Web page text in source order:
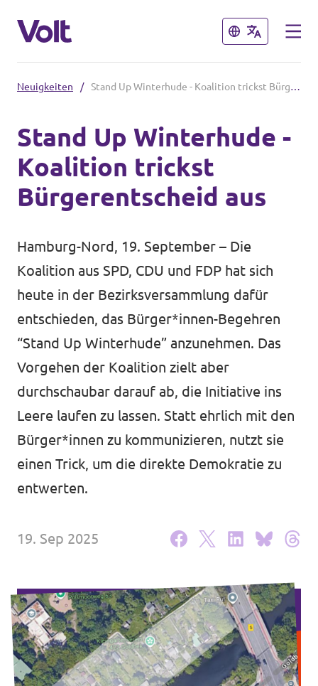
Schließen
Website
Volt in deinem Bundesland
Volt Deutschland Merchandise Shop
Schließen
Programm
Über Volt
Menschen
Neuigkeiten
Unsere Events
Wahlprogramm Bürgerschaftswahl
Triff uns an Infoständen!
Mache bei uns mit!
Deine Spende für Volt!
Wahlprüfsteine
Neuigkeiten / Stand Up Winterhude - Koalition trickst Bürgerentscheid aus
Stand Up Winterhude -
Koalition trickst
Bürgerentscheid aus
Hamburg-Nord, 19. September – Die
Koalition aus SPD, CDU und FDP hat sich
heute in der Bezirksversammlung dafür
entschieden, das Bürger*innen-Begehren
“Stand Up Winterhude” anzunehmen. Das
Vorgehen der Koalition zielt aber
durchschaubar darauf ab, die Initiative ins
Leere laufen zu lassen. Statt ehrlich mit den
Bürger*innen zu kommunizieren, nutzt sie
einen Trick, um die direkte Demokratie zu
entwerten.
19. Sep 2025